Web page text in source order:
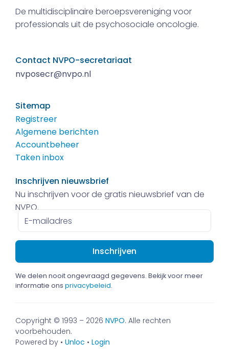
De multidisciplinaire beroepsvereniging voor
professionals uit de psychosociale oncologie.
Contact NVPO-secretariaat
nvposecr@nvpo.nl
Sitemap
Registreer
Algemene berichten
Accountbeheer
Taken inbox
Inschrijven nieuwsbrief
Nu inschrijven voor de gratis nieuwsbrief van de
NVPO.
E-
mailadres
We delen nooit ongevraagd gegevens. Bekijk voor meer
informatie ons privacybeleid.
Copyright © 1993 – 2026 NVPO. Alle rechten
voorbehouden.
Powered by • Unloc • Login